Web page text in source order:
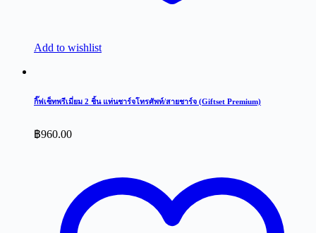
Add to wishlist
กิ๊ฟเซ็ทพรีเมี่ยม 2 ชิ้น แท่นชาร์จโทรศัพท์/สายชาร์จ (Giftset Premium)
฿960.00